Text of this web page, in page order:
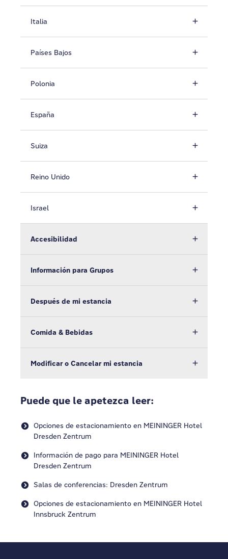
Italia
Países Bajos
Polonia
España
Suiza
Reino Unido
Israel
Accesibilidad
Información para Grupos
Después de mi estancia
Comida & Bebidas
Modificar o Cancelar mi estancia
Puede que le apetezca leer:
Opciones de estacionamiento en MEININGER Hotel
Dresden Zentrum
Información de pago para MEININGER Hotel
Dresden Zentrum
Salas de conferencias: Dresden Zentrum
Opciones de estacionamiento en MEININGER Hotel
Innsbruck Zentrum